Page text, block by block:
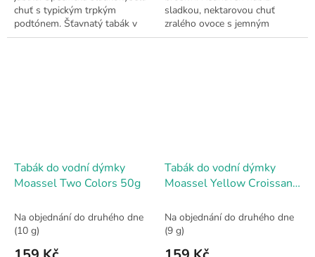
chuť s typickým trpkým
podtónem. Šťavnatý tabák v
50g balení.
sladkou, nektarovou chuť
zralého ovoce s jemným
aroma. Balení 50 g.
Tabák do vodní dýmky
Moassel Two Colors 50g
Na objednání do druhého dne
(10 g)
Tabák do vodní dýmky
Moassel Yellow Croissant
Na objednání do druhého dne
(9 g)